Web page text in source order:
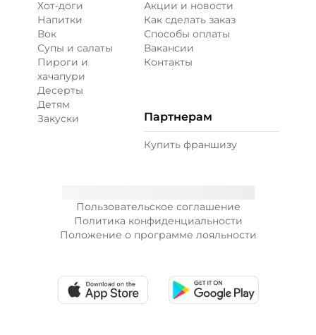
Пользовательское соглашение
Политика конфиденциальности
Положение о программе лояльности
Хот-доги
Напитки
Вок
Супы и салаты
Пироги и
хачапури
Десерты
Детям
Закуски
Акции и новости
Как сделать заказ
Способы оплаты
Вакансии
Контакты
Партнерам
Купить франшизу